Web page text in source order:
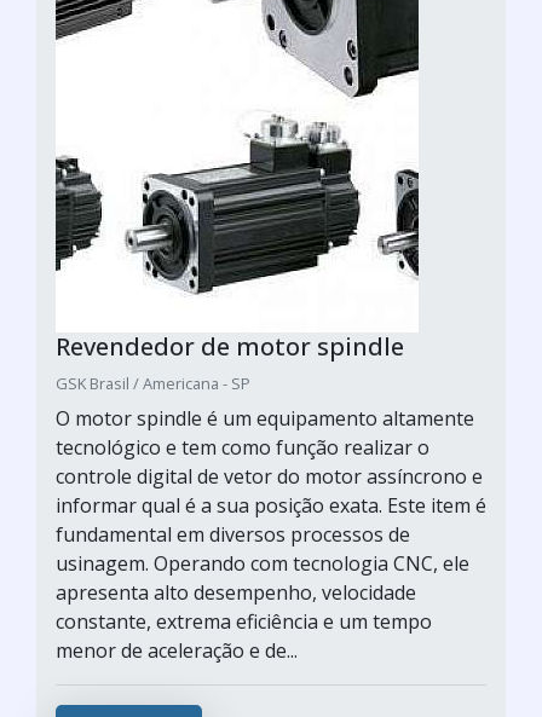
Revendedor de motor spindle
GSK Brasil / Americana - SP
O motor spindle é um equipamento altamente
tecnológico e tem como função realizar o
controle digital de vetor do motor assíncrono e
informar qual é a sua posição exata. Este item é
fundamental em diversos processos de
usinagem. Operando com tecnologia CNC, ele
apresenta alto desempenho, velocidade
constante, extrema eficiência e um tempo
menor de aceleração e de...